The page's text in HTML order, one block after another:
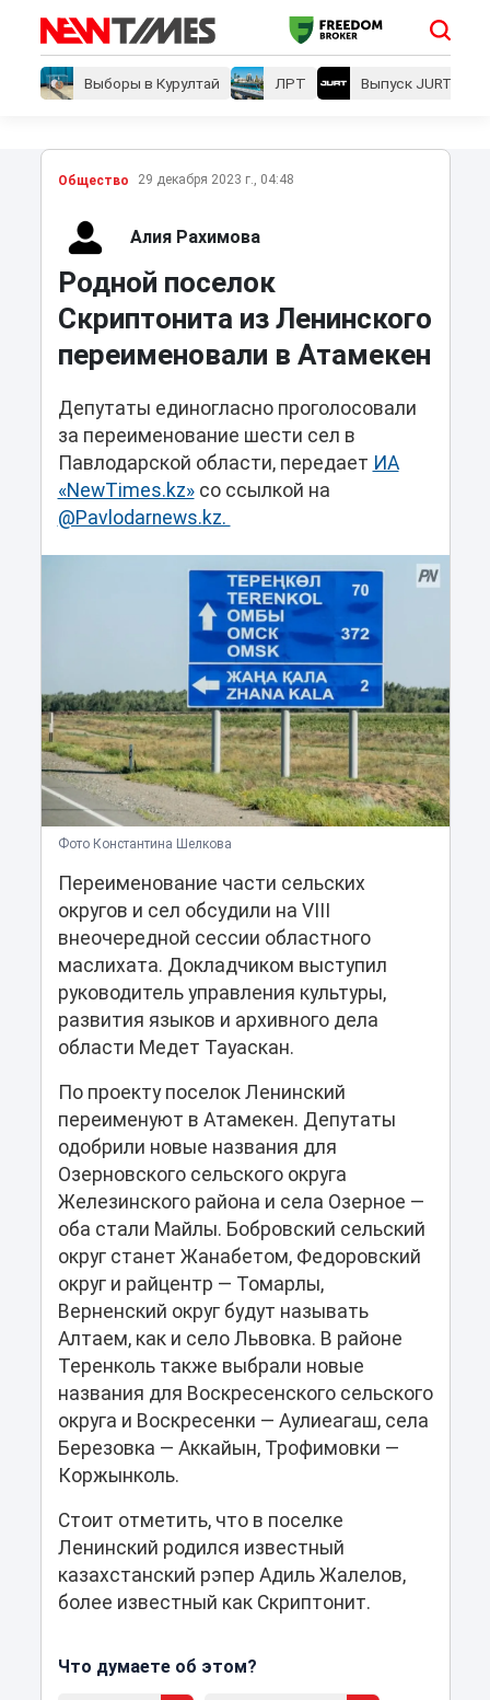
Выборы в Курултай ЛРТ Выпуск JURT
Общество 29 декабря 2023 г., 04:48
Алия Рахимова
Родной поселок
Скриптонита из Ленинского
переименовали в Атамекен
Депутаты единогласно проголосовали
за переименование шести сел в
Павлодарской области, передает ИА
«NewTimes.kz»со ссылкой на
@Pavlodarnews.kz.
Фото Константина Шелкова
Переименование части сельских
округов и сел обсудили на VIII
внеочередной сессии областного
маслихата. Докладчиком выступил
руководитель управления культуры,
развития языков и архивного дела
области Медет Тауаскан.
По проекту поселок Ленинский
переименуют в Атамекен. Депутаты
одобрили новые названия для
Озерновского сельского округа
Железинского района и села Озерное —
оба стали Майлы. Бобровский сельский
округ станет Жанабетом, Федоровский
округ и райцентр — Томарлы,
Верненский округ будут называть
Алтаем, как и село Львовка. В районе
Теренколь также выбрали новые
названия для Воскресенского сельского
округа и Воскресенки — Аулиеагаш, села
Березовка — Аккайын, Трофимовки —
Коржынколь.
Стоит отметить, что в поселке
Ленинский родился известный
казахстанский рэпер Адиль Жалелов,
более известный как Скриптонит.
Что думаете об этом?